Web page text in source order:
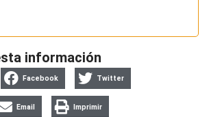
información
Facebook Twitter
Email Imprimir